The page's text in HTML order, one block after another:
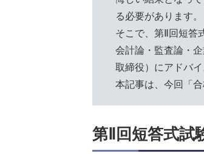
る必要があります。
そこで、第Ⅱ回短答
会計論・監査論・
取締役）にアドバイ
本記事は、今回「
第Ⅱ回短答式試